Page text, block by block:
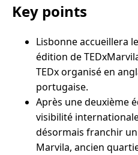
Key points
Lisbonne accueillera
édition de
TEDx organisé en
portugaise.
Après une deuxième
visibilité
désormais franchir
Marvila, ancien